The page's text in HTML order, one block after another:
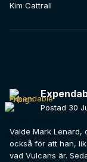
Kim Cattrall
Postad 30
Valde Mark Lenard,
också för att han,
vad Vulcans är.